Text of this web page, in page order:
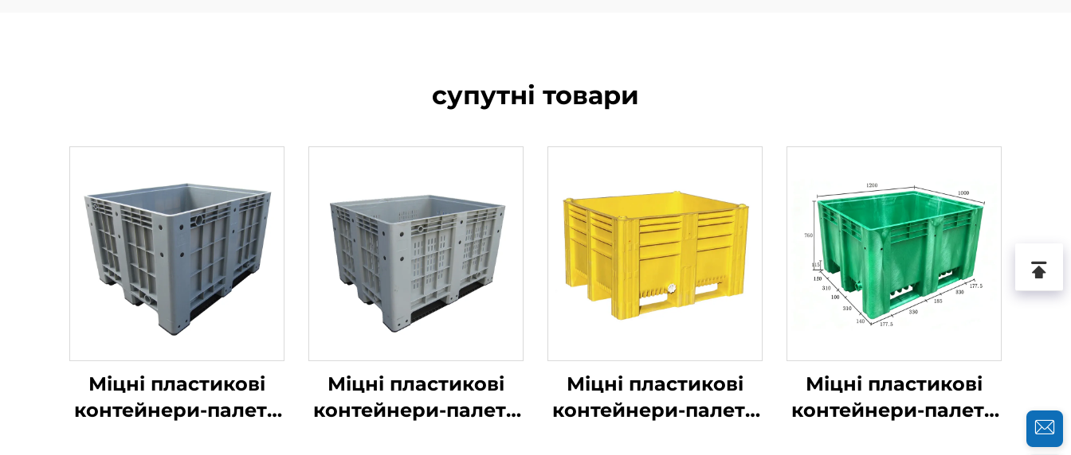
супутні товари
Міцні пластикові
контейнери-палети
Міцні пластикові
контейнери-палети
Міцні пластикові
контейнери-палети
Міцні пластикові
контейнери-палети